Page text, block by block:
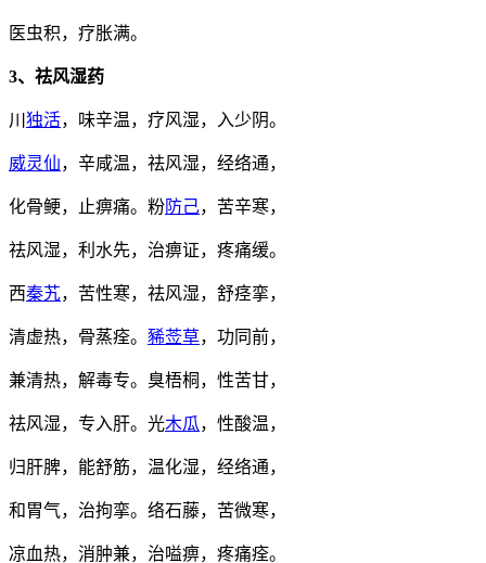
医虫积，疗胀满。
3、祛风湿药
川 独活，味辛温，疗风湿，入少阴。
威灵仙，辛咸温，祛风湿，经络通，
化骨鲠，止痹痛。粉防己，苦辛寒，
祛风湿，利水先，治痹证，疼痛缓。
西秦艽，苦性寒，祛风湿，舒痉挛，
清虚热，骨蒸痊。 豨莶草，功同前，
兼清热，解毒专。臭梧桐，性苦甘，
祛风湿，专入肝。光木瓜，性酸温，
归肝脾，能舒筋，温化湿，经络通，
和胃气，治拘挛。络石藤，苦微寒，
凉血热，消肿兼，治嗌痹，疼痛痊。